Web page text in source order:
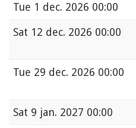
Tue 1 dec. 2026 00:00
Sat 12 dec. 2026 00:00
Tue 29 dec. 2026 00:00
Sat 9 jan. 2027 00:00